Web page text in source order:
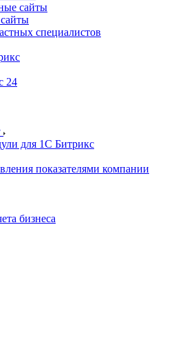
сайты
специалистов
24
для 1С Битрикс
показателями компании
бизнеса